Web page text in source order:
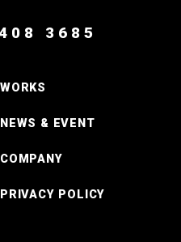
3685
WORKS
NEWS & EVENT
COMPANY
PRIVACY POLICY